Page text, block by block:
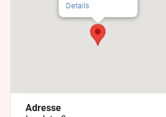
Details
Adresse